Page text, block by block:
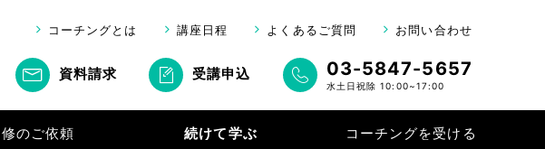
コーチングとは 講座日程 よくあるご質問 お問い合わせ
資料請求 受講申込 03-5847-5657
水土日祝除 10:00~17:00
続けて学ぶ